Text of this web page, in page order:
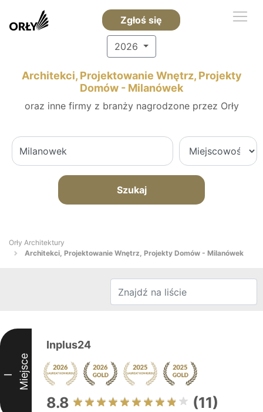
Zgłoś się
2026
Architekci, Projektowanie Wnętrz, Projekty
Domów - Milanówek
oraz inne firmy z branży nagrodzone przez Orły
Szukaj
Orły Architektury
Architekci, Projektowanie Wnętrz, Projekty Domów - Milanówek
I Miejsce
Inplus24
8.8 (11)